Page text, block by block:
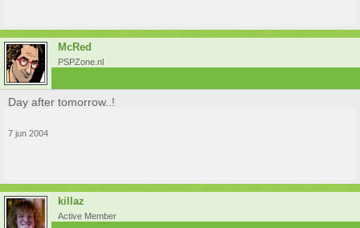
McRed
PSPZone.nl
Day after tomorrow..!
7 jun 2004
killaz
Active Member